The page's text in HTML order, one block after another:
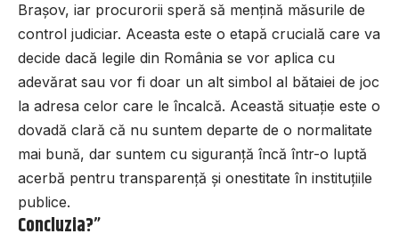
Brașov, iar procurorii speră să mențină măsurile de
control judiciar. Aceasta este o etapă crucială care va
decide dacă legile din România se vor aplica cu
adevărat sau vor fi doar un alt simbol al bătaiei de joc
la adresa celor care le încalcă. Această situație este o
dovadă clară că nu suntem departe de o normalitate
mai bună, dar suntem cu siguranță încă într-o luptă
acerbă pentru transparență și onestitate în instituțiile
publice.
Concluzia?”